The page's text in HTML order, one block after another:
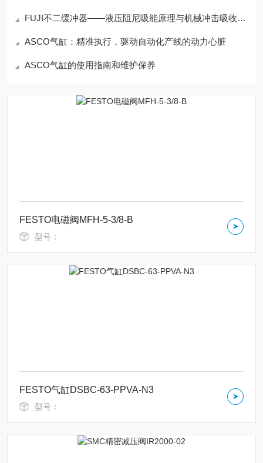
FUJI不二缓冲器——液压阻尼吸能原理与机械冲击吸收及定位减速应用
ASCO气缸：精准执行，驱动自动化产线的动力心脏
ASCO气缸的使用指南和维护保养
FESTO电磁阀MFH-5-3/8-B
型号：
FESTO气缸DSBC-63-PPVA-N3
型号：